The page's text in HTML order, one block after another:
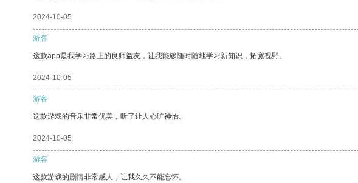
2024-10-05
游客
这款app是我学习路上的良师益友，让我能够随时随地学习新知识，拓宽视野。
2024-10-05
游客
这款游戏的音乐非常优美，听了让人心旷神怡。
2024-10-05
游客
这款游戏的剧情非常感人，让我久久不能忘怀。